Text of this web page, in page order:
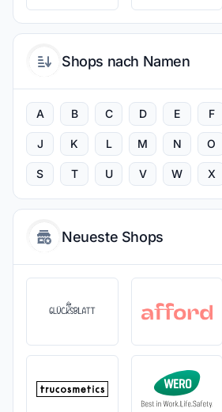
Shops nach Namen
A B C D E F
J K L M N O
S T U V W X
Neueste Shops